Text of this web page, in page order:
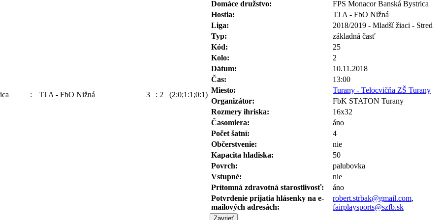
: TJ A - FbO Nižná 3 : 2 (2:0;1:1;0:1)
Domáce družstvo:
FPS Monacor Banská Bystrica
Hostia:
TJ A - FbO Nižná
Liga:
2018/2019 - Mladší žiaci - Stred
Typ:
základná časť
Kód:
25
Kolo:
2
Dátum:
10.11.2018
Čas:
13:00
Miesto:
Turany - Telocvičňa ZŠ Turany
Organizátor:
FbK STATON Turany
Rozmery ihriska:
16x32
Časomiera:
áno
Počet šatní:
4
Občerstvenie:
nie
Kapacita hladiska:
50
Povrch:
palubovka
Vstupné:
nie
Prítomná zdravotná starostlivosť:
áno
Potvrdenie prijatia hlásenky na e-
mailových adresách:
robert.strbak@gmail.com,
fairplaysports@szfb.sk
Zavrieť